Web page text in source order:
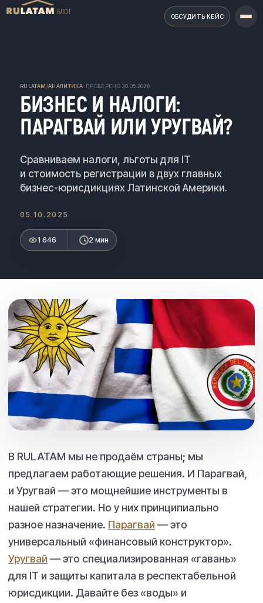
БЛОГ ОБСУДИТЬ КЕЙС
RULATAM/АНАЛИТИКА· ПРОВЕРЕНО 30.05.2026
БИЗНЕС И НАЛОГИ:
ПАРАГВАЙ ИЛИ УРУГВАЙ?
Сравниваем налоги, льготы для IT
и стоимость регистрации в двух главных
бизнес-юрисдикциях Латинской Америки.
05.10.2025
1 646 2 мин
В RULATAM мы не продаём страны; мы
предлагаем работающие решения. И Парагвай,
и Уругвай — это мощнейшие инструменты в
нашей стратегии. Но у них принципиально
разное назначение. Парагвай — это
универсальный «финансовый конструктор».
Уругвай — это специализированная «гавань»
для IT и защиты капитала в респектабельной
юрисдикции. Давайте без «воды» и